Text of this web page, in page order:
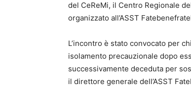
del CeReMi, il Centro Regionale
organizzato all’ASST
L’incontro è stato convocato per
isolamento precauzionale dopo
successivamente deceduta per
il direttore generale dell’ASST